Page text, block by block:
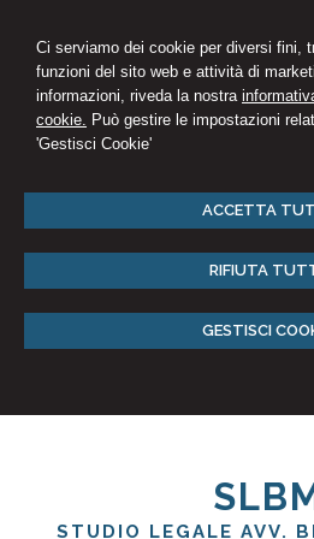
Ci serviamo dei cookie per diversi fini,
funzioni del sito web e attività di
informazioni, riveda la nostra
cookie. Può gestire le impostazioni
'Gestisci Cookie'
ACCETTA
RIFIUTA
GESTISCI
STUDIO LEGALE AVV.